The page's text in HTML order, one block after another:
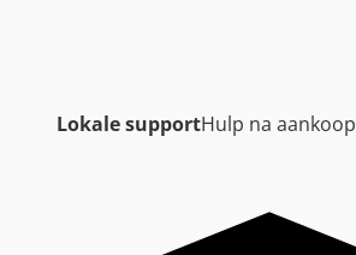
Lokale supportHulp na aankoop